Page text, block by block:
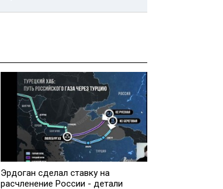
Эрдоган сделал ставку на
расчленение России - детали